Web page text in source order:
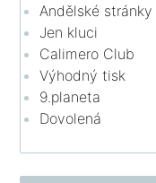
Andělské stránky
Jen kluci
Calimero Club
Výhodný tisk
9.planeta
Dovolená